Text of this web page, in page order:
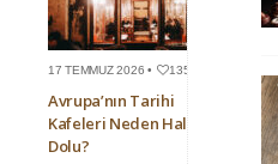
17 TEMMUZ 2026 • 135
Avrupa’nın Tarihi
Kafeleri Neden Hala
Dolu?